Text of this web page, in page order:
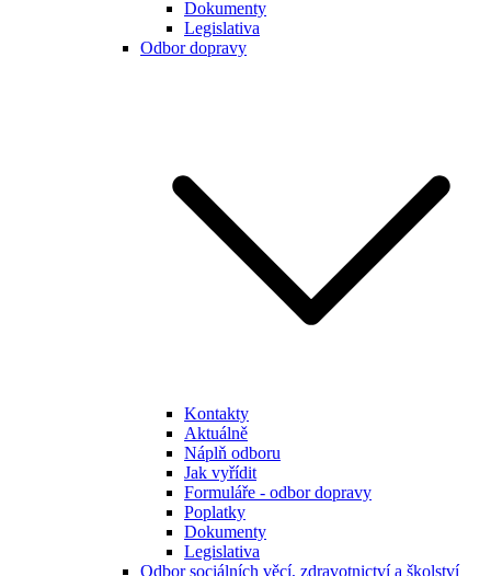
Dokumenty
Legislativa
Odbor dopravy
Kontakty
Aktuálně
Náplň odboru
Jak vyřídit
Formuláře - odbor dopravy
Poplatky
Dokumenty
Legislativa
Odbor sociálních věcí, zdravotnictví a školství